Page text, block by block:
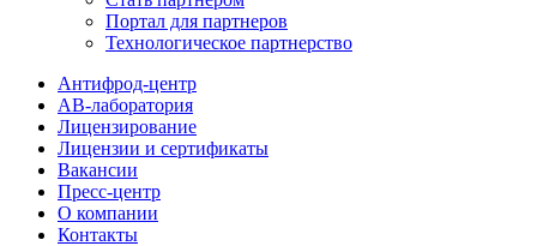
Портал для партнеров
Технологическое партнерство
Антифрод-центр
АВ-лаборатория
Лицензирование
Лицензии и сертификаты
Вакансии
Пресс-центр
О компании
Контакты